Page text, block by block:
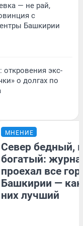
— не рай,
с
Башкирии
откровения экс-
о долгах по
МНЕНИЕ
Север бедный,
богатый:
проехал все
Башкирии —
них лучший